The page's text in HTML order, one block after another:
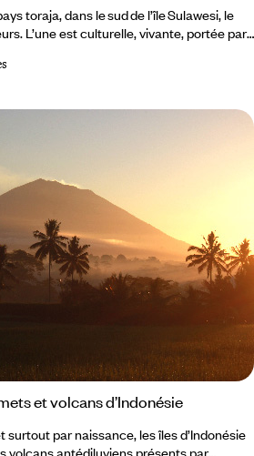
toraja, dans le sud de l’île Sulawesi, le
L’une est culturelle, vivante, portée par
Maros, des peintures rupestres d’environ
relief inattendu. De Makassar au karst de
et volcans d’Indonésie
par naissance, les îles d’Indonésie
volcans antédiluviens présents par